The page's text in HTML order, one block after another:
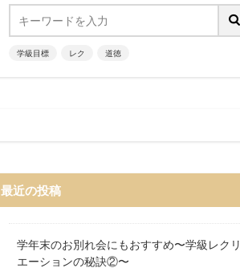
学級目標 レク 道徳
最近の投稿
学年末のお別れ会にもおすすめ〜学級レクリ
エーションの秘訣②〜